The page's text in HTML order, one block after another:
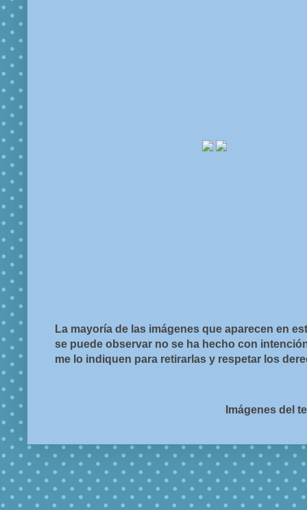
La mayoría de las imágenes que aparecen en
se puede observar no se ha hecho con
me lo indiquen para retirarlas y respetar los
Imágenes del